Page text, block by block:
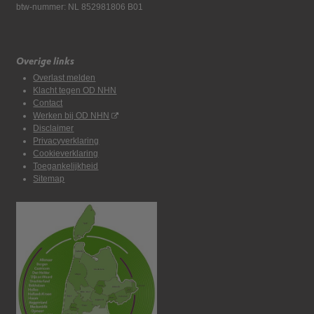
btw-nummer: NL 852981806 B01
Overige links
Overlast melden
Klacht tegen OD NHN
Contact
Werken bij OD NHN
Disclaimer
Privacyverklaring
Cookieverklaring
Toegankelijkheid
Sitemap